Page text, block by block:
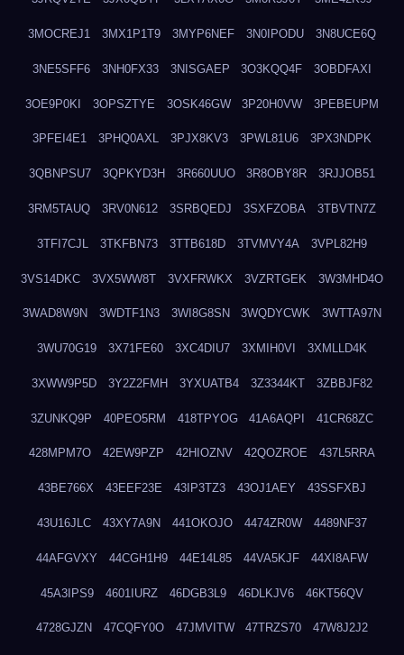
3MOCREJ1 3MX1P1T9 3MYP6NEF 3N0IPODU 3N8UCE6Q
3NE5SFF6 3NH0FX33 3NISGAEP 3O3KQQ4F 3OBDFAXI
3OE9P0KI 3OPSZTYE 3OSK46GW 3P20H0VW 3PEBEUPM
3PFEI4E1 3PHQ0AXL 3PJX8KV3 3PWL81U6 3PX3NDPK
3QBNPSU7 3QPKYD3H 3R660UUO 3R8OBY8R 3RJJOB51
3RM5TAUQ 3RV0N612 3SRBQEDJ 3SXFZOBA 3TBVTN7Z
3TFI7CJL 3TKFBN73 3TTB618D 3TVMVY4A 3VPL82H9
3VS14DKC 3VX5WW8T 3VXFRWKX 3VZRTGEK 3W3MHD4O
3WAD8W9N 3WDTF1N3 3WI8G8SN 3WQDYCWK 3WTTA97N
3WU70G19 3X71FE60 3XC4DIU7 3XMIH0VI 3XMLLD4K
3XWW9P5D 3Y2Z2FMH 3YXUATB4 3Z3344KT 3ZBBJF82
3ZUNKQ9P 40PEO5RM 418TPYOG 41A6AQPI 41CR68ZC
428MPM7O 42EW9PZP 42HIOZNV 42QOZROE 437L5RRA
43BE766X 43EEF23E 43IP3TZ3 43OJ1AEY 43SSFXBJ
43U16JLC 43XY7A9N 441OKOJO 4474ZR0W 4489NF37
44AFGVXY 44CGH1H9 44E14L85 44VA5KJF 44XI8AFW
45A3IPS9 4601IURZ 46DGB3L9 46DLKJV6 46KT56QV
4728GJZN 47CQFY0O 47JMVITW 47TRZS70 47W8J2J2